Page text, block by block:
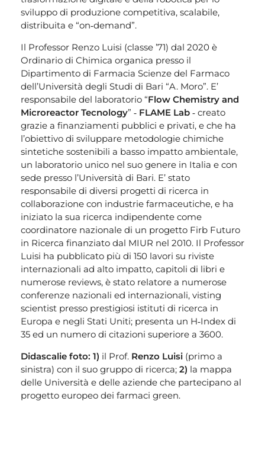
sviluppo di produzione competitiva, scalabile,
distribuita e “on‐demand”.
Il Professor Renzo Luisi (classe ’71) dal 2020 è
Ordinario di Chimica organica presso il
Dipartimento di Farmacia Scienze del Farmaco
dell’Università degli Studi di Bari “A. Moro”. E’
responsabile del laboratorio “Flow Chemistry and
Microreactor Tecnology” ‐ FLAME Lab ‐ creato
grazie a finanziamenti pubblici e privati, e che ha
l’obiettivo di sviluppare metodologie chimiche
sintetiche sostenibili a basso impatto ambientale,
un laboratorio unico nel suo genere in Italia e con
sede presso l’Università di Bari. E’ stato
responsabile di diversi progetti di ricerca in
collaborazione con industrie farmaceutiche, e ha
iniziato la sua ricerca indipendente come
coordinatore nazionale di un progetto Firb Futuro
in Ricerca finanziato dal MIUR nel 2010. Il Professor
Luisi ha pubblicato più di 150 lavori su riviste
internazionali ad alto impatto, capitoli di libri e
numerose reviews, è stato relatore a numerose
conferenze nazionali ed internazionali, visting
scientist presso prestigiosi istituti di ricerca in
Europa e negli Stati Uniti; presenta un H‐Index di
35 ed un numero di citazioni superiore a 3600.
Didascalie foto: 1) il Prof. Renzo Luisi (primo a
sinistra) con il suo gruppo di ricerca; 2) la mappa
delle Università e delle aziende che partecipano al
progetto europeo dei farmaci green.